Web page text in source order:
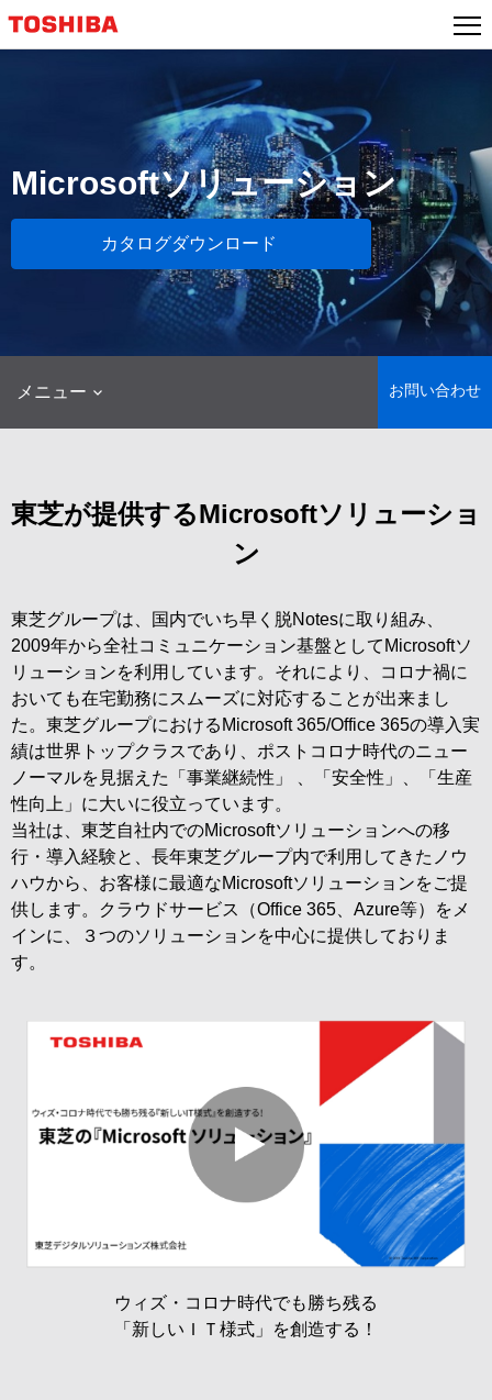
ャ
ン
プ
Microsoftソリューション
カタログダウンロード
メニュー お問い合わせ
東芝が提供するMicrosoftソリューショ
ン
東芝グループは、国内でいち早く脱Notesに取り組み、
2009年から全社コミュニケーション基盤としてMicrosoftソ
リューションを利用しています。それにより、コロナ禍に
おいても在宅勤務にスムーズに対応することが出来まし
た。東芝グループにおけるMicrosoft 365/Office 365の導入実
績は世界トップクラスであり、ポストコロナ時代のニュー
ノーマルを見据えた「事業継続性」 、「安全性」、「生産
性向上」に大いに役立っています。
当社は、東芝自社内でのMicrosoftソリューションへの移
行・導入経験と、長年東芝グループ内で利用してきたノウ
ハウから、お客様に最適なMicrosoftソリューションをご提
供します。クラウドサービス（Office 365、Azure等）をメ
インに、３つのソリューションを中心に提供しておりま
す。
ウィズ・コロナ時代でも勝ち残る
「新しいＩＴ様式」を創造する！